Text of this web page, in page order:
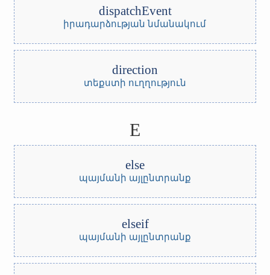
dispatchEvent
իրադարձության նմանակում
direction
տեքստի ուղղություն
E
else
պայմանի այլընտրանք
elseif
պայմանի այլընտրանք